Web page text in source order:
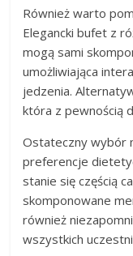
Również warto
Elegancki bufet z
mogą sami
umożliwiająca
jedzenia.
która z pewnością
Ostateczny wybór
preferencje
stanie się częścią
skomponowane
również
wszystkich